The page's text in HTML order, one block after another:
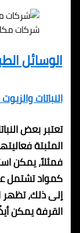
شركات
الوسائل
النباتات
تعتبر بعض
المثبتة
فمثلاً، يمكن
كمواد تشتمل
إلى ذلك، تظهر
القرفة يمكن